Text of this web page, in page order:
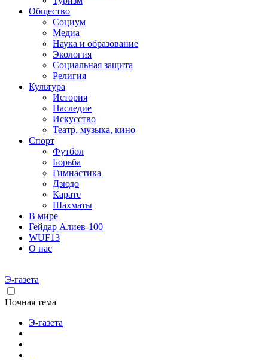
Общество
Социум
Медиа
Наука и образование
Экология
Социальная защита
Религия
Культура
История
Наследие
Искусство
Театр, музыка, кино
Спорт
Футбол
Борьба
Гимнастика
Дзюдо
Карате
Шахматы
В мире
Гейдар Алиев-100
WUF13
О нас
Э-газета
Ночная тема
Э-газета